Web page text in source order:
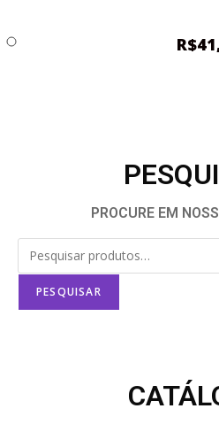
R$
PROCURE EM
PESQUISAR